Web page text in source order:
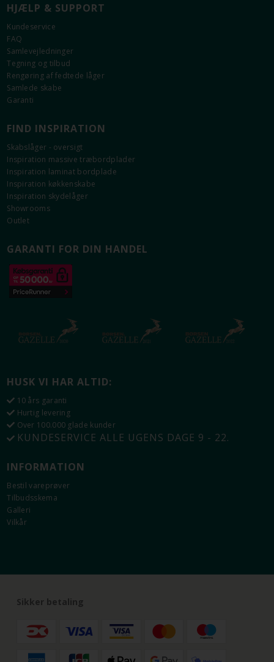
HJÆLP & SUPPORT
Kundeservice
FAQ
Samlevejledninger
Tegning og tilbud
Rengøring af fedtede låger
Samlede skabe
Garanti
FIND INSPIRATION
Skabslåger - oversigt
Inspiration massive træbordplader
Inspiration laminat bordplade
Inspiration køkkenskabe
Inspiration skydelåger
Showrooms
Outlet
GARANTI FOR DIN HANDEL
HUSK VI HAR ALTID:
10 års garanti
Hurtig levering
Over 100.000 glade kunder
KUNDESERVICE ALLE UGENS DAGE 9 - 22.
INFORMATION
Bestil vareprøver
Tilbudsskema
Galleri
Vilkår
Sikker betaling